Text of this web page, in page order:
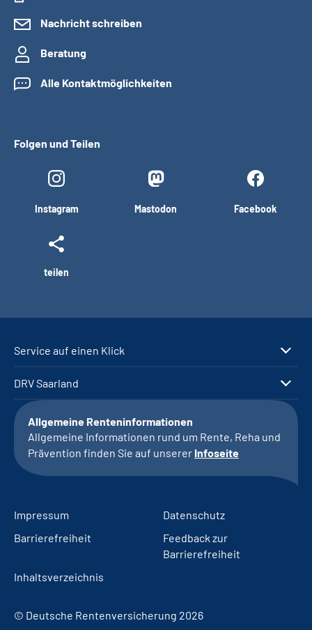
Nachricht schreiben
Beratung
Alle Kontaktmöglichkeiten
Folgen und Teilen
Instagram Mastodon Facebook
teilen
Service auf einen Klick
DRV Saarland
Allgemeine Renteninformationen
Allgemeine Informationen rund um Rente, Reha und
Prävention finden Sie auf unserer Infoseite
Impressum
Datenschutz
Barrierefreiheit
Feedback zur
Barrierefreiheit
Inhaltsverzeichnis
© Deutsche Rentenversicherung 2026